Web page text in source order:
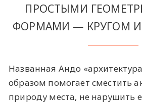
ПРОСТЫМИ
ФОРМАМИ — КРУГОМ
Названная Андо
образом помогает сместить
природу места, не нарушить